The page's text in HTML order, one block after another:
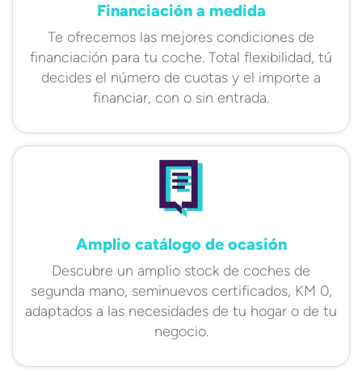
Financiación a medida
Te ofrecemos las mejores condiciones de
financiación para tu coche. Total flexibilidad, tú
decides el número de cuotas y el importe a
financiar, con o sin entrada.
Amplio catálogo de ocasión
Descubre un amplio stock de coches de
segunda mano, seminuevos certificados, KM 0,
adaptados a las necesidades de tu hogar o de tu
negocio.